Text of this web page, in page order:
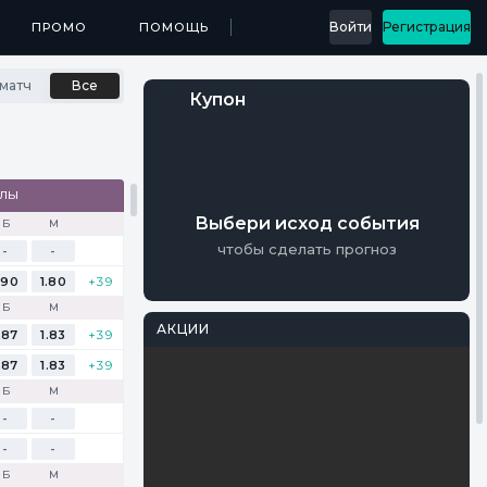
МЕДИА ПРИЛОЖЕНИЯ ...
ПРОМО ПОМОЩЬ Войти Регистрация
Все
Б М
-
-
1.80 +39
Б М
1.83
+39
1.83 +39
Б М
-
-
- -
Б М
Купон
Выбери исход события
чтобы сделать прогноз
АКЦИИ